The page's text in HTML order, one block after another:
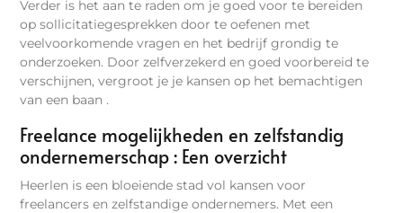
Verder is het aan te raden om je goed voor te bereiden
op sollicitatiegesprekken door te oefenen met
veelvoorkomende vragen en het bedrijf grondig te
onderzoeken. Door zelfverzekerd en goed voorbereid te
verschijnen, vergroot je je kansen op het bemachtigen
van een baan .
Freelance mogelijkheden en zelfstandig
ondernemerschap : Een overzicht
Heerlen is een bloeiende stad vol kansen voor
freelancers en zelfstandige ondernemers. Met een